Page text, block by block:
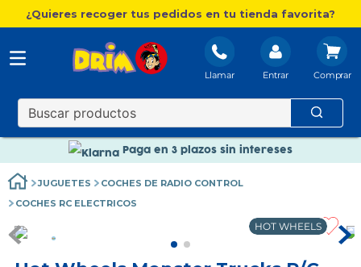
¿Quieres recoger tus pedidos en tu tienda favorita?
Llamar Entrar
Nuevo catálogo Aire Libre
Envío gratis. A partir de 60€(excepto Baleares)
Paga en 3 plazos sin intereses
Paga en 3 plazos sin intereses
JUGUETES
COCHES DE RADIO CONTROL
COCHES RC ELECTRICOS
HOT WHEELS